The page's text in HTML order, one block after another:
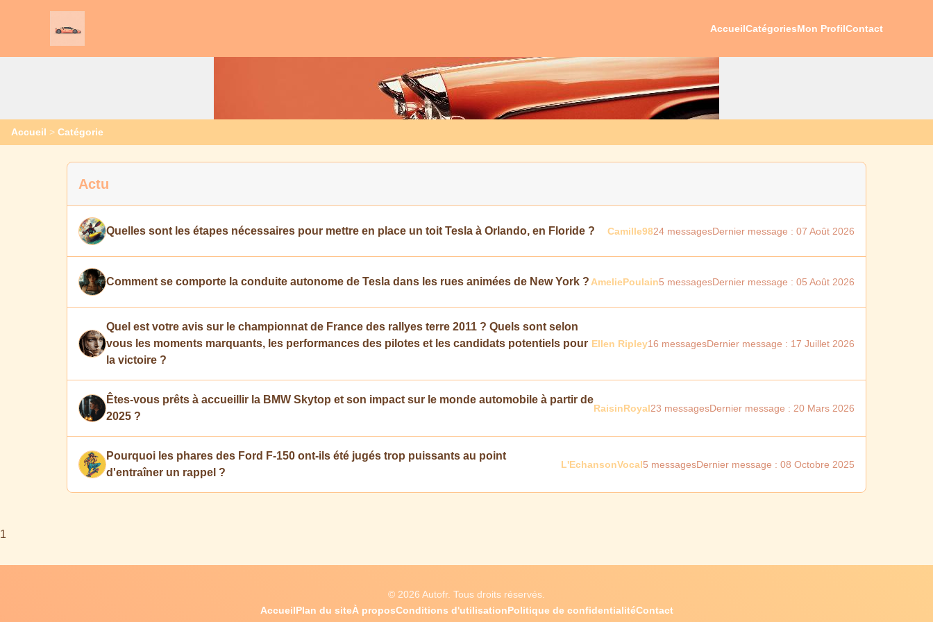
AccueilCatégoriesMon ProfilContact
Accueil > Catégorie
Actu
Quelles sont les étapes nécessaires pour mettre en place un toit Tesla à Orlando, en Floride ? Camille9824 messagesDernier message : 07 Août 2026
Comment se comporte la conduite autonome de Tesla dans les rues animées de New York ? AmeliePoulain5 messagesDernier message : 05 Août 2026
Quel est votre avis sur le championnat de France des rallyes terre 2011 ? Quels sont selon
vous les moments marquants, les performances des pilotes et les candidats potentiels pour
la victoire ?
Ellen Ripley16 messagesDernier message : 17 Juillet 2026
Êtes-vous prêts à accueillir la BMW Skytop et son impact sur le monde automobile à partir de
2025 ?
RaisinRoyal23 messagesDernier message : 20 Mars 2026
Pourquoi les phares des Ford F-150 ont-ils été jugés trop puissants au point
d'entraîner un rappel ?
L'EchansonVocal5 messagesDernier message : 08 Octobre 2025
1
© 2026 Autofr. Tous droits réservés.
AccueilPlan du siteÀ proposConditions d'utilisationPolitique de confidentialitéContact